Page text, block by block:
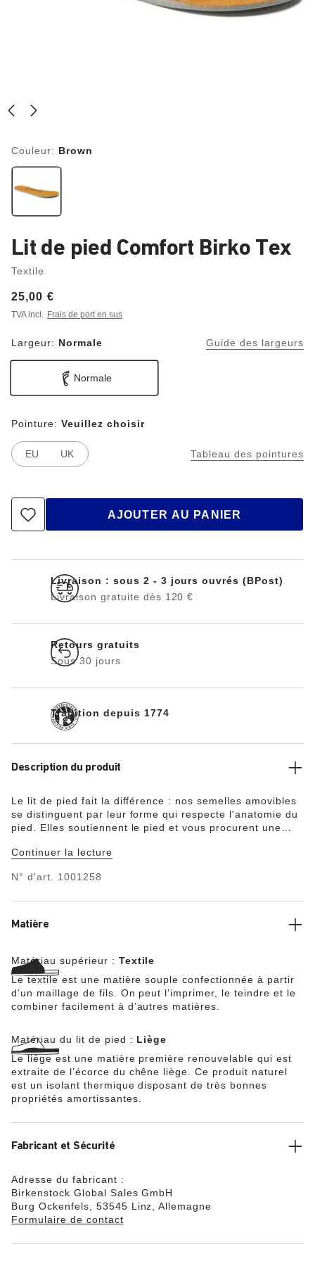
Couleur: Brown
Lit de pied Comfort Birko Tex
Textile
Price:
25,00 €
TVA incl. Frais de port en sus
Largeur: Normale Guide des largeurs
Normale
Tableau des pointures
Pointure: Veuillez choisir
EU UK
AJOUTER AU PANIER
Livraison : sous 2 - 3 jours ouvrés (BPost)
Livraison gratuite dès 120 €
Retours gratuits
Sous 30 jours
Tradition depuis 1774
Description du produit
Le lit de pied fait la différence : nos semelles amovibles
se distinguent par leur forme qui respecte l'anatomie du
pied. Elles soutiennent le pied et vous procurent une
L'intérieur de la semelle unisexe est en mousse de latex
de BIRKENSTOCK, la semelle reproduit l'empreinte d'un
l'avant-pied, ce qui permet un découpage plus facile
Continuer la lecture
N° d'art. 1001258
Matière
Matériau supérieur : Textile
Le textile est une matière souple confectionnée à partir
d’un maillage de fils. On peut l’imprimer, le teindre et le
combiner facilement à d’autres matières.
Matériau du lit de pied : Liège
Le liège est une matière première renouvelable qui est
extraite de l’écorce du chêne liège. Ce produit naturel
est un isolant thermique disposant de très bonnes
propriétés amortissantes.
Fabricant et Sécurité
Adresse du fabricant :
Birkenstock Global Sales GmbH
Burg Ockenfels, 53545 Linz, Allemagne
Formulaire de contact